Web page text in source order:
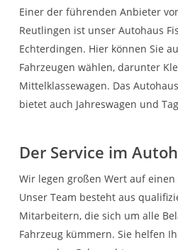
Einer der führenden Anbieter
Reutlingen ist unser Autohaus
Echterdingen. Hier können Sie
Fahrzeugen wählen, darunter
Mittelklassewagen. Das
bietet auch Jahreswagen und
Der Service im
Wir legen großen Wert auf
Unser Team besteht aus
Mitarbeitern, die sich um alle
Fahrzeug kümmern. Sie helfen